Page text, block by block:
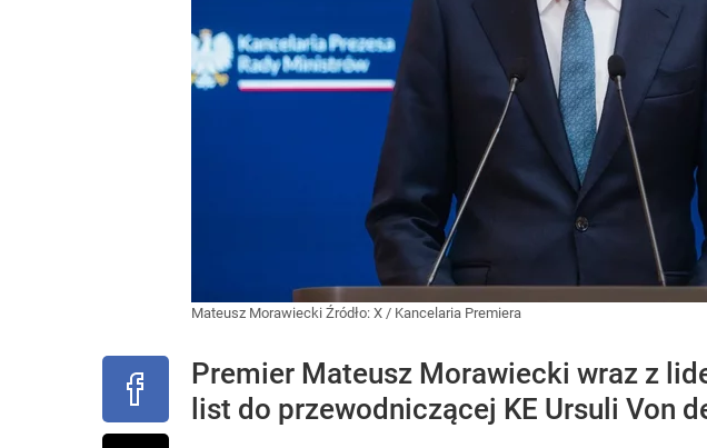
Mateusz Morawiecki Źródło: X / Kancelaria Premiera
Premier Mateusz Morawiecki wraz z
list do przewodniczącej KE Ursuli Von